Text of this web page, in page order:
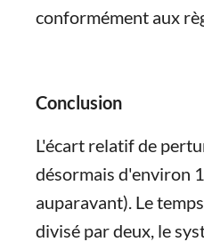
conformément aux
Conclusion
L'écart relatif de
désormais d'environ
auparavant). Le
divisé par deux, le